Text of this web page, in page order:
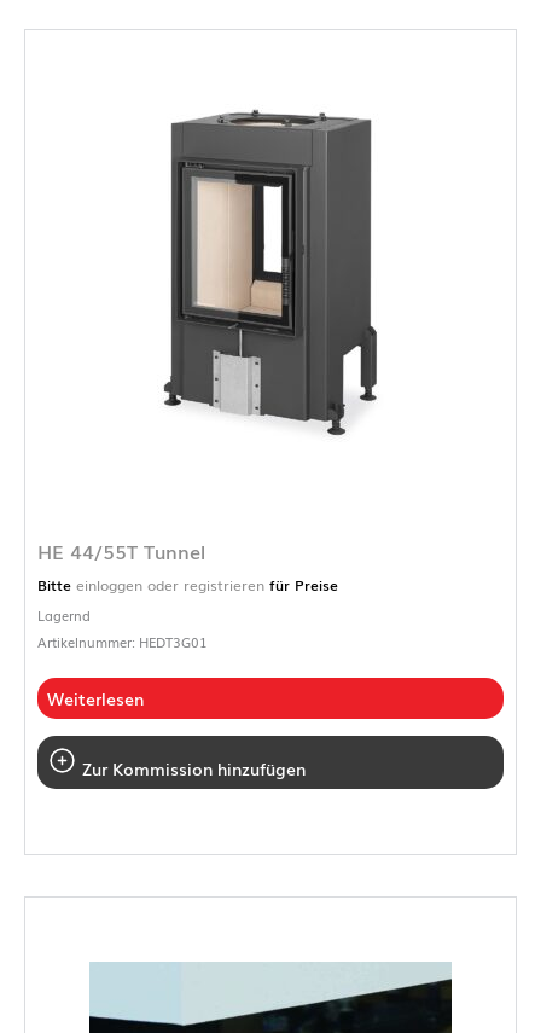
HE 44/55T Tunnel
Bitte einloggen oder registrieren für Preise
Lagernd
Artikelnummer: HEDT3G01
Weiterlesen
Zur Kommission hinzufügen